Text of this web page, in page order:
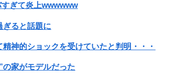
ぎて炎上wwwwww
ぎると話題に
神的ショックを受けていたと判明・・・
家がモデルだった